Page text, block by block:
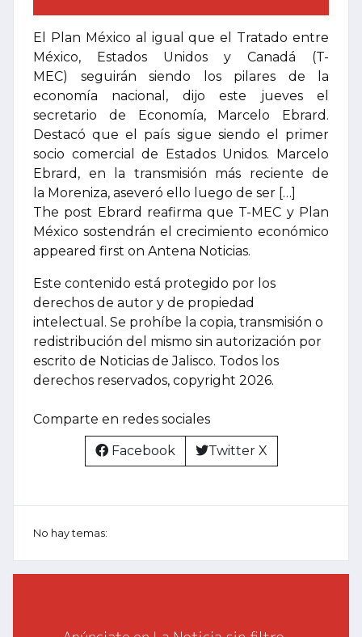
El Plan México al igual que el Tratado entre
México, Estados Unidos y Canadá (T-
MEC) seguirán siendo los pilares de la
economía nacional, dijo este jueves el
secretario de Economía, Marcelo Ebrard.
Destacó que el país sigue siendo el primer
socio comercial de Estados Unidos. Marcelo
Ebrard, en la transmisión más reciente de
la Moreniza, aseveró ello luego de ser […]
The post Ebrard reafirma que T-MEC y Plan
México sostendrán el crecimiento económico
appeared first on Antena Noticias.
Este contenido está protegido por los
derechos de autor y de propiedad
intelectual. Se prohíbe la copia, transmisión o
redistribución del mismo sin autorización por
escrito de Noticias de Jalisco. Todos los
derechos reservados, copyright 2026.
Comparte en redes sociales
Facebook Twitter X
No hay temas: